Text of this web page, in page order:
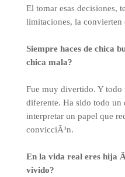
El tomar esas decisiones,
limitaciones, la convierten
Siempre haces de chica
chica mala?
Fue muy divertido. Y todo
diferente. Ha sido todo un
interpretar un papel que
convicciÃ³n.
En la vida real eres hija
vivido?